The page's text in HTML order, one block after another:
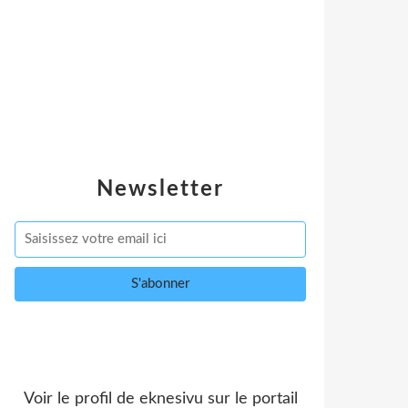
Newsletter
Voir le profil de eknesivu sur le portail